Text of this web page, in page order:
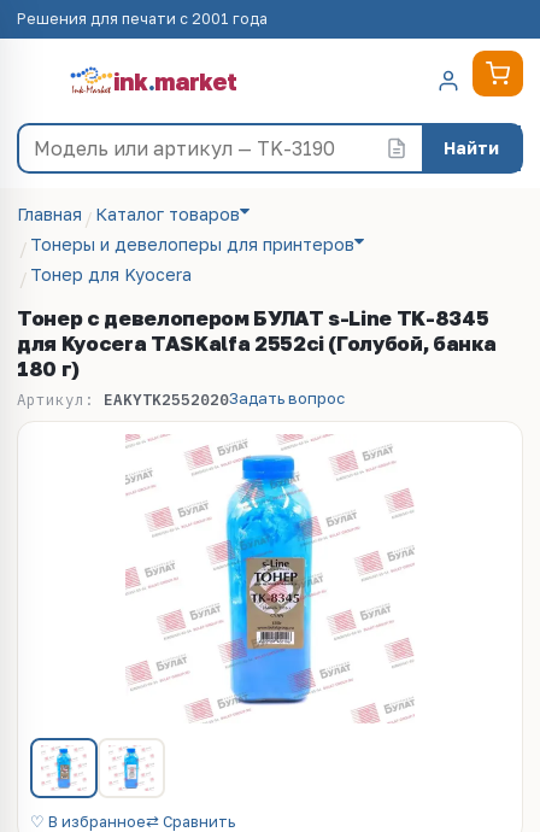
Решения для печати с 2001 года
ink.market
Найти
Главная
Каталог товаров
Тонеры и девелоперы для принтеров
Тонер для Kyocera
Тонер с девелопером БУЛАТ s-Line TK-8345
для Kyocera TASKalfa 2552ci (Голубой, банка
180 г)
Артикул: EAKYTK2552020Задать вопрос
♡ В избранное⇄ Сравнить